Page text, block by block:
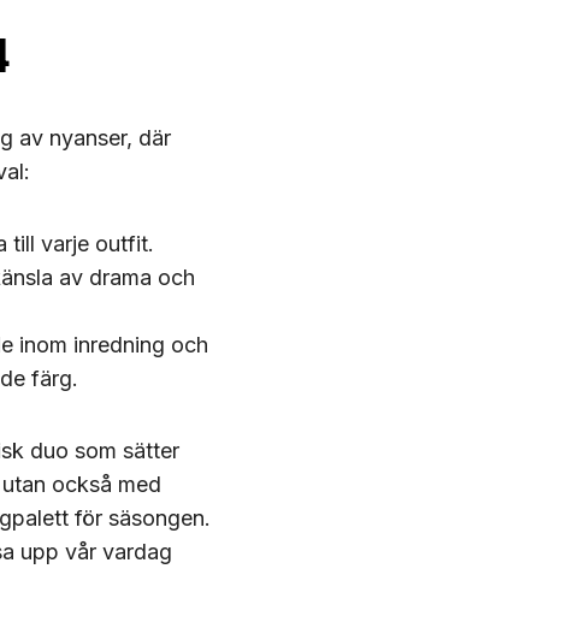
av nyanser, där
till varje outfit.
av drama och
inom inredning och
färg.
duo som sätter
också med
för säsongen.
upp vår vardag